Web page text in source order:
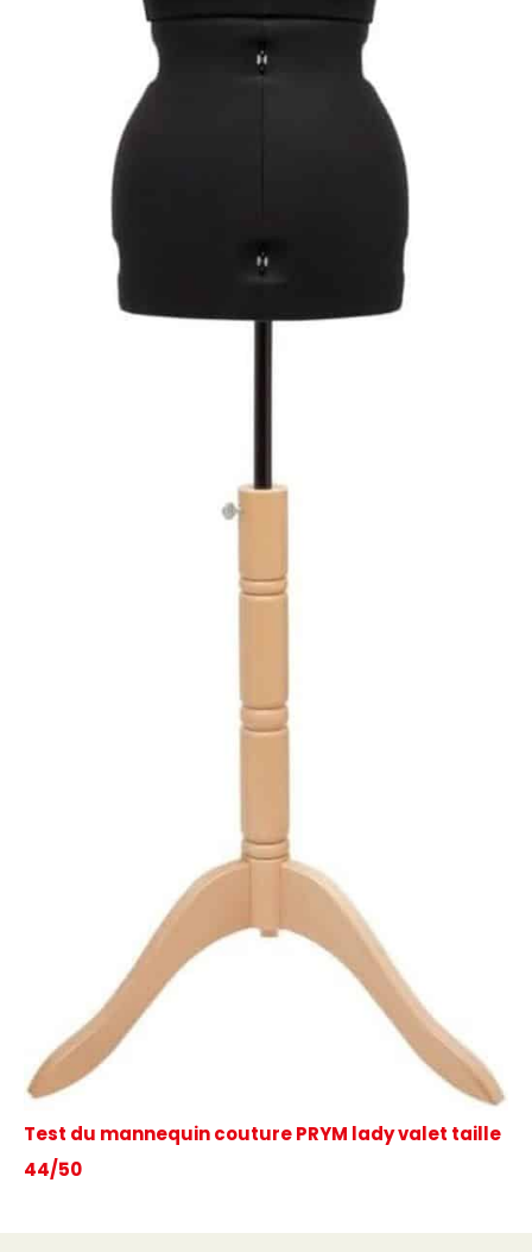
Test du mannequin couture PRYM lady valet taille
44/50